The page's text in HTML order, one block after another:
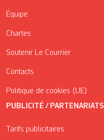
Équipe
Chartes
Soutenir Le Courrier
Contacts
Politique de cookies (UE)
PUBLICITÉ / PARTENARIATS
Tarifs publicitaires